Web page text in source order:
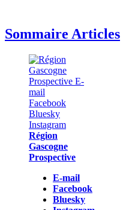
Sommaire Articles
Région
Gascogne
Prospective
E-mail
Facebook
Bluesky